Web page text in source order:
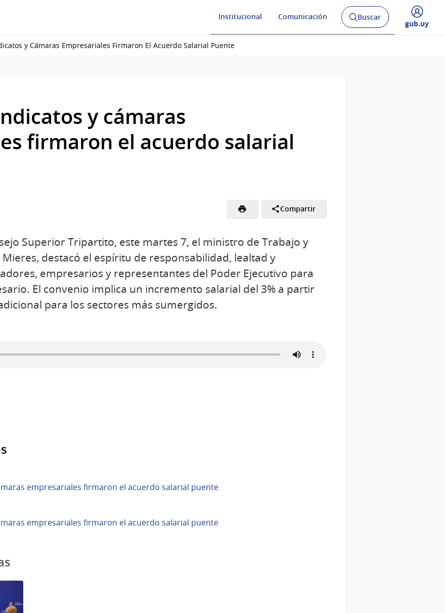
Institucional Comunicación
Abrir
buscador
Buscar
Desplegar
gub.uy
y Cámaras Empresariales Firmaron El Acuerdo Salarial Puente
y cámaras
firmaron el acuerdo salarial
Compartir
Superior Tripartito, este martes 7, el ministro de Trabajo y
destacó el espíritu de responsabilidad, lealtad y
empresarios y representantes del Poder Ejecutivo para
El convenio implica un incremento salarial del 3% a partir
para los sectores más sumergidos.
empresariales firmaron el acuerdo salarial puente
empresariales firmaron el acuerdo salarial puente